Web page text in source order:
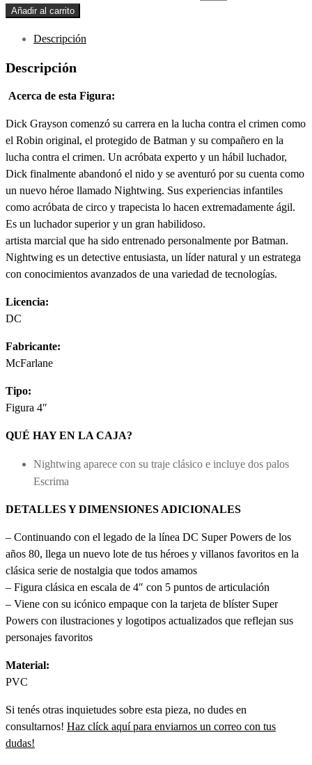
Añadir al carrito
Descripción
Descripción
Acerca de esta Figura:
Dick Grayson comenzó su carrera en la lucha contra el crimen como
el Robin original, el protegido de Batman y su compañero en la
lucha contra el crimen. Un acróbata experto y un hábil luchador,
Dick finalmente abandonó el nido y se aventuró por su cuenta como
un nuevo héroe llamado Nightwing. Sus experiencias infantiles
como acróbata de circo y trapecista lo hacen extremadamente ágil.
Es un luchador superior y un gran habilidoso.
artista marcial que ha sido entrenado personalmente por Batman.
Nightwing es un detective entusiasta, un líder natural y un estratega
con conocimientos avanzados de una variedad de tecnologías.
Licencia:
DC
Fabricante:
McFarlane
Tipo:
Figura 4″
QUÉ HAY EN LA CAJA?
Nightwing aparece con su traje clásico e incluye dos palos
Escrima
DETALLES Y DIMENSIONES ADICIONALES
– Continuando con el legado de la línea DC Super Powers de los
años 80, llega un nuevo lote de tus héroes y villanos favoritos en la
clásica serie de nostalgia que todos amamos
– Figura clásica en escala de 4″ con 5 puntos de articulación
– Viene con su icónico empaque con la tarjeta de blíster Super
Powers con ilustraciones y logotipos actualizados que reflejan sus
personajes favoritos
Material:
PVC
Si tenés otras inquietudes sobre esta pieza, no dudes en
consultarnos! Haz clíck aquí para enviarnos un correo con tus
dudas!